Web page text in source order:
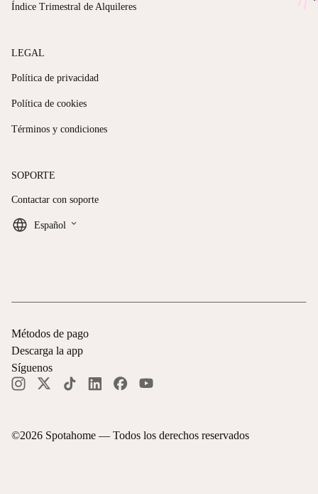
Índice Trimestral de Alquileres
LEGAL
Política de privacidad
Política de cookies
Términos y condiciones
SOPORTE
Contactar con soporte
Español keyboard_arrow_down
©2026 Spotahome — Todos los derechos reservados
Métodos de pago
Descarga la app
Síguenos